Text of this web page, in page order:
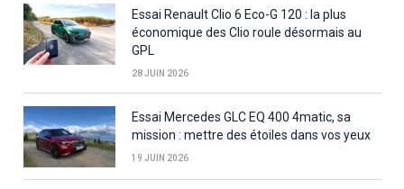
Essai Renault Clio 6 Eco-G 120 : la plus
économique des Clio roule désormais au
GPL
28 JUIN 2026
Essai Mercedes GLC EQ 400 4matic, sa
mission : mettre des étoiles dans vos yeux
19 JUIN 2026